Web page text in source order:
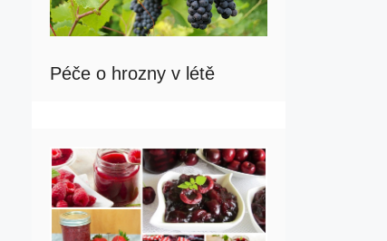
Péče o hrozny v létě